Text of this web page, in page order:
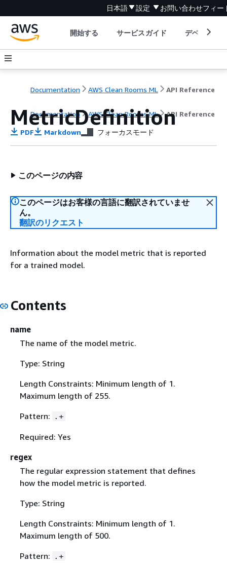
日本語 設定 お問い合わせフィー
開始する サービスガイド デベロッパ
Documentation AWS Clean Rooms ML API Reference
Documentation AWS Clean Rooms ML API Reference
MetricDefinition
PDF Markdown フォーカスモード
このページの内容
このページはお客様の言語に翻訳されていませ
ん。
翻訳のリクエスト
Information about the model metric that is reported
for a trained model.
Contents
name
The name of the model metric.
Type: String
Length Constraints: Minimum length of 1.
Maximum length of 255.
Pattern: .+
Required: Yes
regex
The regular expression statement that defines
how the model metric is reported.
Type: String
Length Constraints: Minimum length of 1.
Maximum length of 500.
Pattern: .+